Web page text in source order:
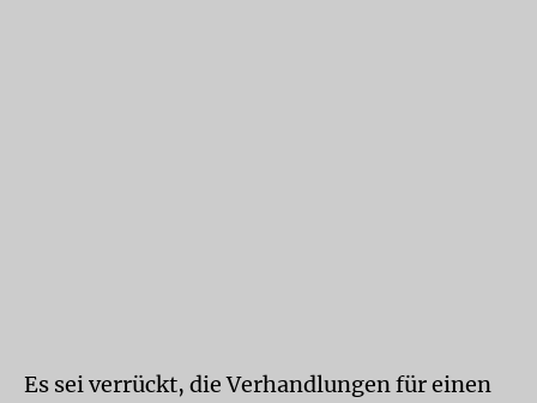
Es sei verrückt, die Verhandlungen für einen